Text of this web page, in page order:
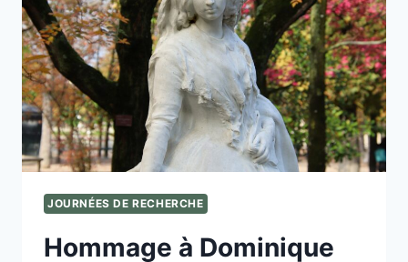
JOURNÉES DE RECHERCHE
Hommage à Dominique